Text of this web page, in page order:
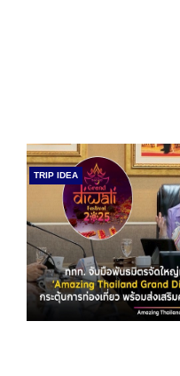
TRIP IDEA